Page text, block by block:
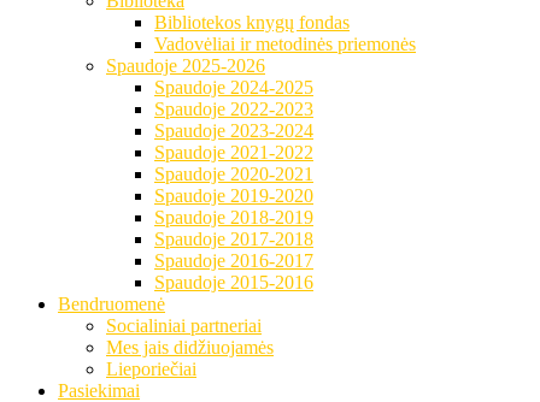
Bibliotekos knygų fondas
Vadovėliai ir metodinės priemonės
Spaudoje 2025-2026
Spaudoje 2024-2025
Spaudoje 2022-2023
Spaudoje 2023-2024
Spaudoje 2021-2022
Spaudoje 2020-2021
Spaudoje 2019-2020
Spaudoje 2018-2019
Spaudoje 2017-2018
Spaudoje 2016-2017
Spaudoje 2015-2016
Bendruomenė
Socialiniai partneriai
Mes jais didžiuojamės
Lieporiečiai
Pasiekimai